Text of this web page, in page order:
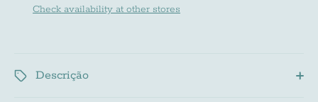
Check availability at other stores
Descrição